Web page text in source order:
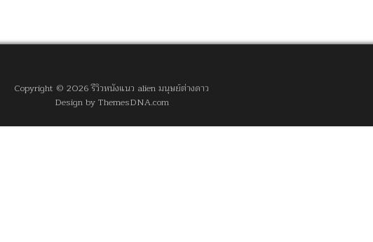
Copyright © 2026 รีวิวหนังแนว alien มนุษย์ต่างดาว
Design by ThemesDNA.com